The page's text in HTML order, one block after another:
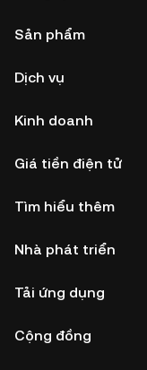
Sản phẩm
Dịch vụ
Kinh doanh
Giá tiền điện tử
Tìm hiểu thêm
Nhà phát triển
Tải ứng dụng
Cộng đồng